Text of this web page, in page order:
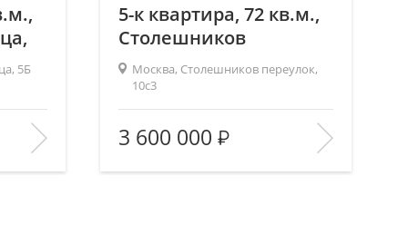
5Б
56/—/11
1
1/1
5-к квартира, 72 кв.м.,
Столешников
переулок, 10с3
Москва, Столешников переулок,
10с3
Площадь (общ/жил/кух), м2:
72/—/8
Количество комнат:
5
Этаж:
7/7
3 600 000